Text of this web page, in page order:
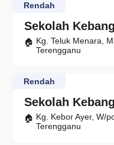
Sekolah
Rendah
Kg. Teluk Menara,
Terengganu
Sekolah
Rendah
Kg. Kebor Ayer, W/
Terengganu